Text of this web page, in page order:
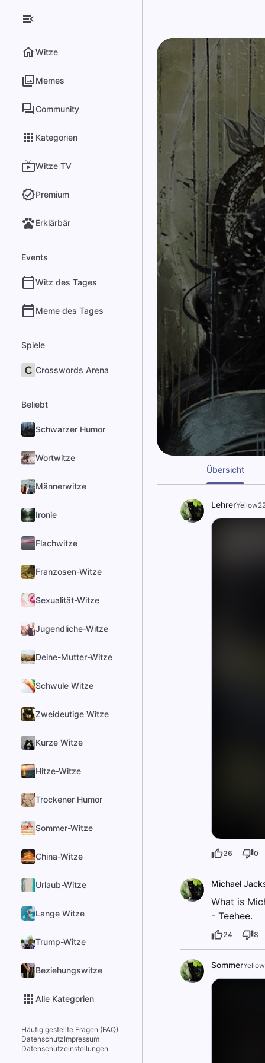
Witze
Memes
Community
Kategorien
Witze TV
Premium
Erklärbär
Events
Witz des Tages
Meme des Tages
Spiele
Crosswords Arena
Beliebt
Schwarzer Humor
Wortwitze
Männerwitze
Ironie
Flachwitze
Franzosen-Witze
Sexualität-Witze
Jugendliche-Witze
Deine-Mutter-Witze
Schwule Witze
Zweideutige Witze
Kurze Witze
Hitze-Witze
Trockener Humor
Sommer-Witze
China-Witze
Urlaub-Witze
Lange Witze
Trump-Witze
Beziehungswitze
Alle Kategorien
Häufig gestellte Fragen (FAQ)
DatenschutzImpressum
Datenschutzeinstellungen
Übersicht
Lehrer
26 0
Michael
What is
- Teehee.
24 8
Sommer